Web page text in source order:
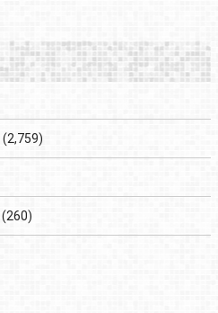
(2,759)
(260)